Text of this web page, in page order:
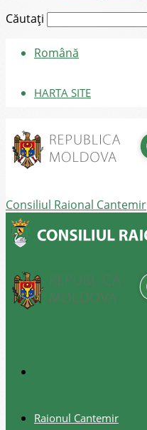
Căutați
Română
HARTA SITE
Consiliul Raional Cantemir
Raionul Cantemir